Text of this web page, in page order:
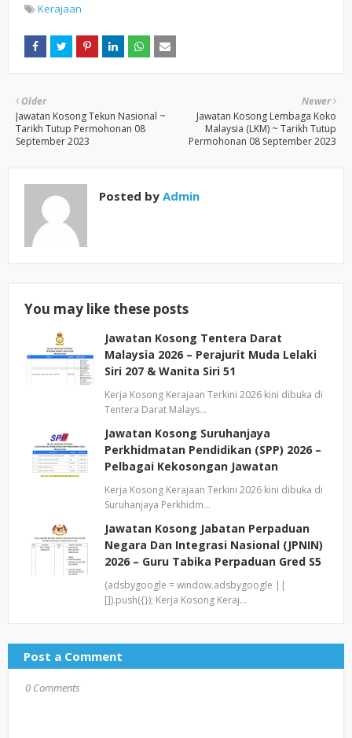
Kerajaan
Newer
Jawatan Kosong Lembaga Koko
Malaysia (LKM) ~ Tarikh Tutup
Permohonan 08 September 2023
Older
Jawatan Kosong Tekun Nasional ~
Tarikh Tutup Permohonan 08
September 2023
Posted by Admin
You may like these posts
Jawatan Kosong Tentera Darat
Malaysia 2026 – Perajurit Muda Lelaki
Siri 207 & Wanita Siri 51
Kerja Kosong Kerajaan Terkini 2026 kini dibuka di
Tentera Darat Malays…
Jawatan Kosong Suruhanjaya
Perkhidmatan Pendidikan (SPP) 2026 –
Pelbagai Kekosongan Jawatan
Kerja Kosong Kerajaan Terkini 2026 kini dibuka di
Suruhanjaya Perkhidm…
Jawatan Kosong Jabatan Perpaduan
Negara Dan Integrasi Nasional (JPNIN)
2026 – Guru Tabika Perpaduan Gred S5
(adsbygoogle = window.adsbygoogle ||
[]).push({}); Kerja Kosong Keraj…
Post a Comment
0 Comments